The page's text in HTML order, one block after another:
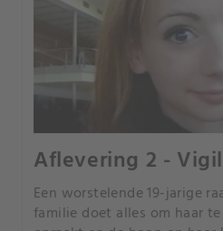
Aflevering 2 -
Een worstelende 19-jarige
familie doet alles om haar